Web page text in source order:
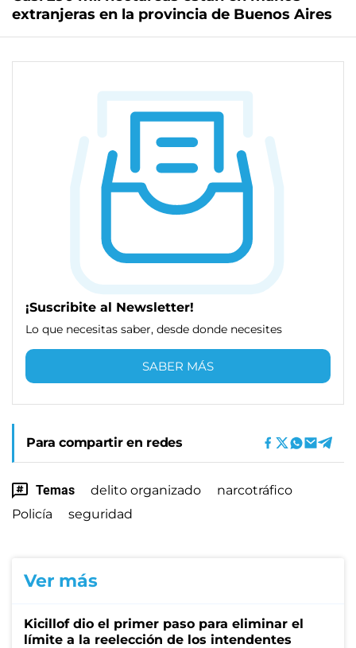
extranjeras en la provincia de Buenos Aires
¡Suscribite al Newsletter!
Lo que necesitas saber, desde donde necesites
SABER MÁS
Para compartir en redes
Temas delito organizado
narcotráfico
Policía
seguridad
Ver más
Kicillof dio el primer paso para eliminar el
límite a la reelección de los intendentes